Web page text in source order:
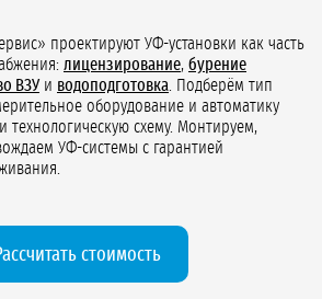
проектируют УФ-установки как часть
лицензирование, бурение
ВЗУи водоподготовка . Подберём тип
оборудование и автоматику
технологическую схему. Монтируем,
УФ-системы с гарантией
стоимость